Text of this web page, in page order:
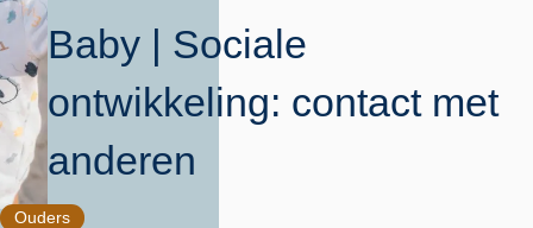
Baby | Sociale
ontwikkeling: contact met
anderen
Ouders